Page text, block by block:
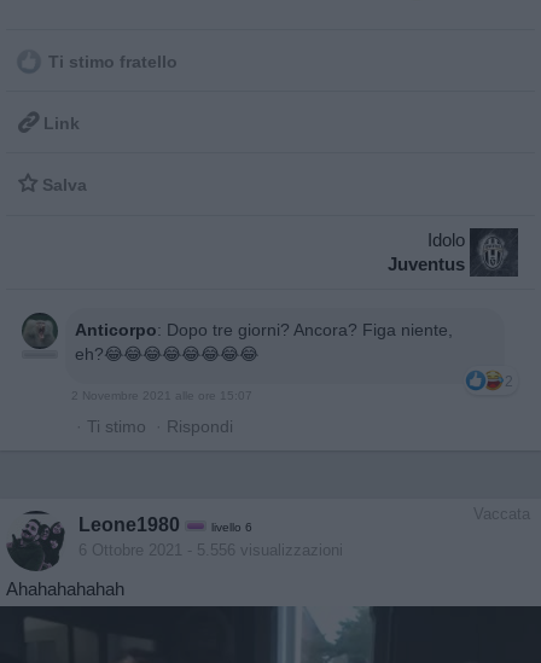
Ti stimo fratello
 Link
 Salva
Idolo
Juventus
Anticorpo: Dopo tre giorni? Ancora? Figa niente,
eh?😂😂😂😂😂😂😂😂
2
2 Novembre 2021 alle ore 15:07
· Ti stimo · Rispondi
Vaccata
Leone1980 livello 6
6 Ottobre 2021 - 5.556 visualizzazioni
Ahahahahahah